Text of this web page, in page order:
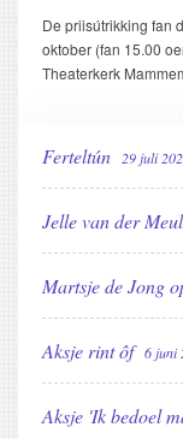
De priisútrikking fan
oktober (fan 15.00
Theaterkerk
Ferteltún 29 juli
Jelle van der
Martsje de Jong
Aksje rint ôf 6 juni
Aksje 'Ik bedoel